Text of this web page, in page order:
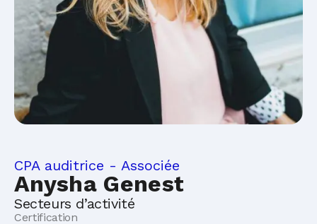
CPA auditrice - Associée
Anysha Genest
Secteurs d’activité
Certification